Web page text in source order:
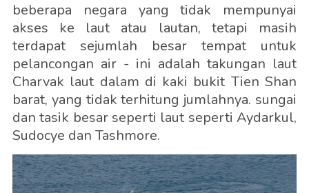
beberapa negara yang tidak mempunyai
akses ke laut atau lautan, tetapi masih
terdapat sejumlah besar tempat untuk
pelancongan air - ini adalah takungan laut
Charvak laut dalam di kaki bukit Tien Shan
barat, yang tidak terhitung jumlahnya. sungai
dan tasik besar seperti laut seperti Aydarkul,
Sudocye dan Tashmore.